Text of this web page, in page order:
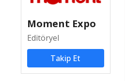
Moment Expo
Editöryel
Takip Et